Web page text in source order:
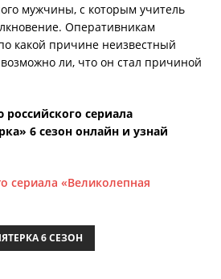
мужчины, с которым учитель
Оперативникам
какой причине неизвестный
ли, что он стал причиной
сериала
6 сезон онлайн и узнай
сериала «Великолепная
6 СЕЗОН